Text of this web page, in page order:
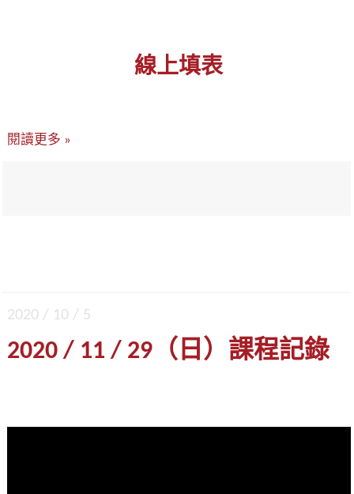
線上填表
閱讀更多 »
2020 / 10 / 5
2020 / 11 / 29（日）課程記錄